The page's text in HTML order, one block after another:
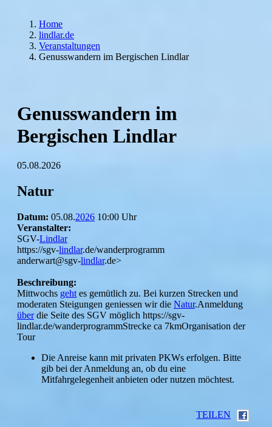
Home
lindlar.de
Veranstaltungen
Genusswandern im Bergischen Lindlar
Genusswandern im
Bergischen Lindlar
05.08.2026
Natur
Datum: 05.08.2026 10:00 Uhr
Veranstalter:
SGV-Lindlar
https://sgv-lindlar.de/wanderprogramm
anderwart@sgv-lindlar.de>
Beschreibung:
Mittwochs geht es gemütlich zu. Bei kurzen Strecken und
moderaten Steigungen geniessen wir die Natur.Anmeldung
überdie Seite des SGV möglich https://sgv-
lindlar.de/wanderprogrammStrecke ca 7kmOrganisation der
Tour
Die Anreise kann mit privaten PKWs erfolgen. Bitte
gib bei der Anmeldung an, ob du eine
Mitfahrgelegenheit anbieten oder nutzen möchtest.
TEILEN